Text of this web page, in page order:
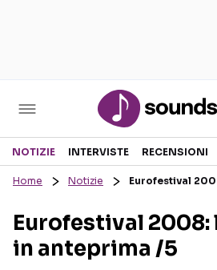
Sezioni
RECENSIONI MUSICALI
INTERVISTE
NOTIZIE INTERVISTE RECENSIONI
Home Notizie Eurofestival
Eurofestival 2008:
in anteprima /5